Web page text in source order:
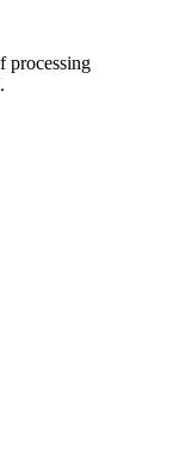
processing